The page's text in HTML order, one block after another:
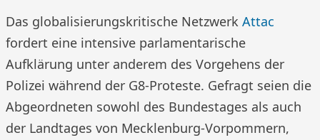
Das globalisierungskritische Netzwerk Attac
fordert eine intensive parlamentarische
Aufklärung unter anderem des Vorgehens der
Polizei während der G8-Proteste. Gefragt seien die
Abgeordneten sowohl des Bundestages als auch
der Landtages von Mecklenburg-Vorpommern,